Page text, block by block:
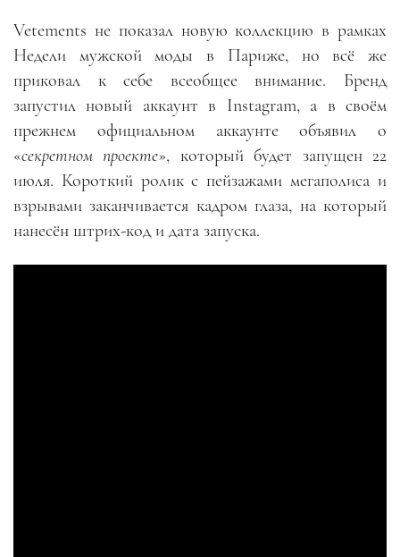
Vetements не показал новую коллекцию в рамках
Недели мужской моды в Париже, но всё же
приковал к себе всеобщее внимание. Бренд
запустил новый аккаунт в Instagram, а в своём
прежнем официальном аккаунте объявил о
«секретном проекте», который будет запущен 22
июля. Короткий ролик с пейзажами мегаполиса и
взрывами заканчивается кадром глаза, на который
нанесён штрих-код и дата запуска.